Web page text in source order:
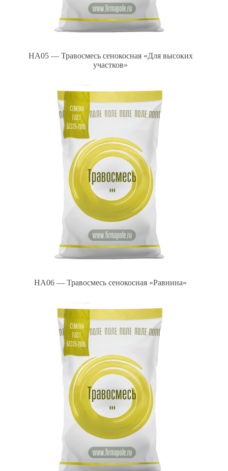
HA05 — Травосмесь сенокосная «Для высоких
участков»
HA06 — Травосмесь сенокосная «Равнина»